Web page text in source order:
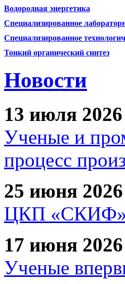
Водородная энергетика
Специализированное
Специализированное
Тонкий органический синтез
Новости
13 июля 2026
Ученые и
процесс
25 июня 2026
ЦКП «СКИФ»:
17 июня 2026
Ученые